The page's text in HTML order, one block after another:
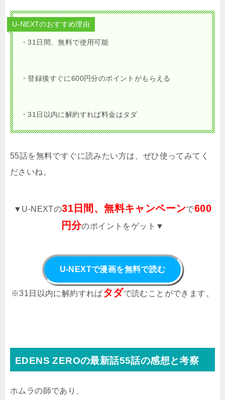
U-NEXTのおすすめ理由
・31日間、無料で使用可能
・登録後すぐに600円分のポイントがもらえる
・31日以内に解約すれば料金はタダ
55話を無料ですぐに読みたい方は、ぜひ使ってみてく
ださいね。
▼U-NEXTの31日間、無料キャンペーンで600
円分のポイントをゲット▼
U-NEXTで漫画を無料で読む
※31日以内に解約すればタダで読むことができます。
EDENS ZEROの最新話55話の感想と考察
ホムラの師であり、